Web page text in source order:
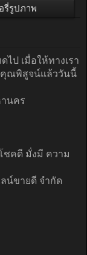
รี่รูปภาพ
ป เมื่อให้ทางเรา
คุณพิสูจน์แล้ววันนี้
านคร
ชคดี มั่งมี ความ
น์ขายดี จำกัด